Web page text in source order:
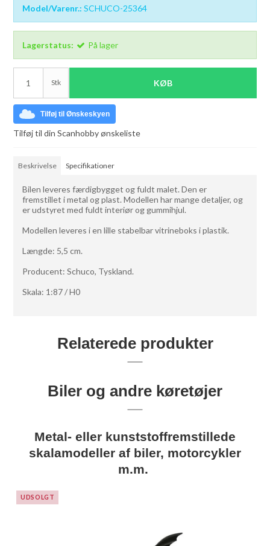
Model/Varenr.: SCHUCO-25364
Lagerstatus: På lager
Stk KØB
Tilføj til Ønskeskyen
Tilføj til din Scanhobby ønskeliste
Beskrivelse Specifikationer
Bilen leveres færdigbygget og fuldt malet. Den er
fremstillet i metal og plast. Modellen har mange detaljer, og
er udstyret med fuldt interiør og gummihjul.
Modellen leveres i en lille stabelbar vitrineboks i plastik.
Længde: 5,5 cm.
Producent: Schuco, Tyskland.
Skala: 1:87 / H0
Relaterede produkter
Biler og andre køretøjer
Metal- eller kunststoffremstillede
skalamodeller af biler, motorcykler
m.m.
UDSOLGT